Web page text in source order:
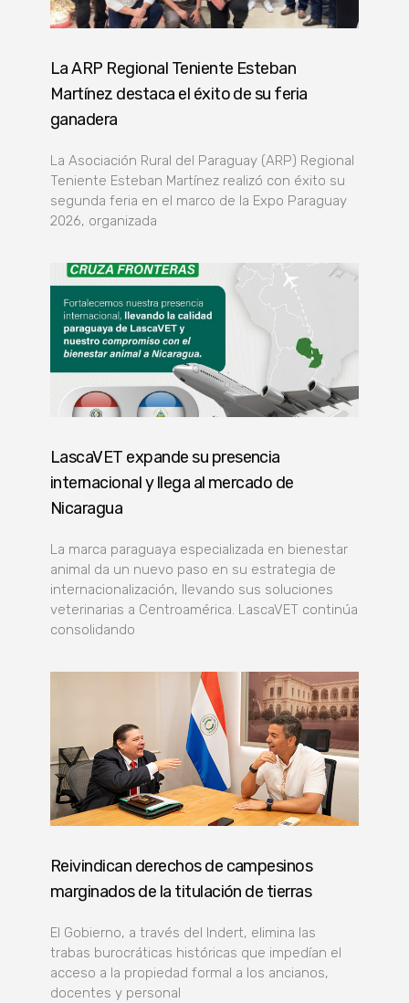
La ARP Regional Teniente Esteban
Martínez destaca el éxito de su feria
ganadera
La Asociación Rural del Paraguay (ARP) Regional
Teniente Esteban Martínez realizó con éxito su
segunda feria en el marco de la Expo Paraguay
2026, organizada
LascaVET expande su presencia
internacional y llega al mercado de
Nicaragua
La marca paraguaya especializada en bienestar
animal da un nuevo paso en su estrategia de
internacionalización, llevando sus soluciones
veterinarias a Centroamérica. LascaVET continúa
consolidando
Reivindican derechos de campesinos
marginados de la titulación de tierras
El Gobierno, a través del Indert, elimina las
trabas burocráticas históricas que impedían el
acceso a la propiedad formal a los ancianos,
docentes y personal